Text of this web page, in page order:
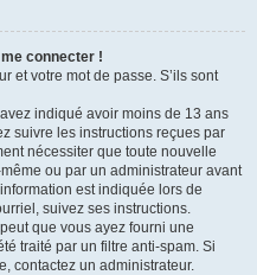
connecter !
et votre mot de passe. S’ils sont
indiqué avoir moins de 13 ans
suivre les instructions reçues par
nécessiter que toute nouvelle
ou par un administrateur avant
est indiquée lors de
suivez ses instructions.
que vous ayez fourni une
traité par un filtre anti-spam. Si
contactez un administrateur.